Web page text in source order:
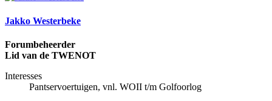
Jakko Westerbeke
Forumbeheerder
Lid van de TWENOT
Interesses
Pantservoertuigen, vnl. WOII t/m Golfoorlog